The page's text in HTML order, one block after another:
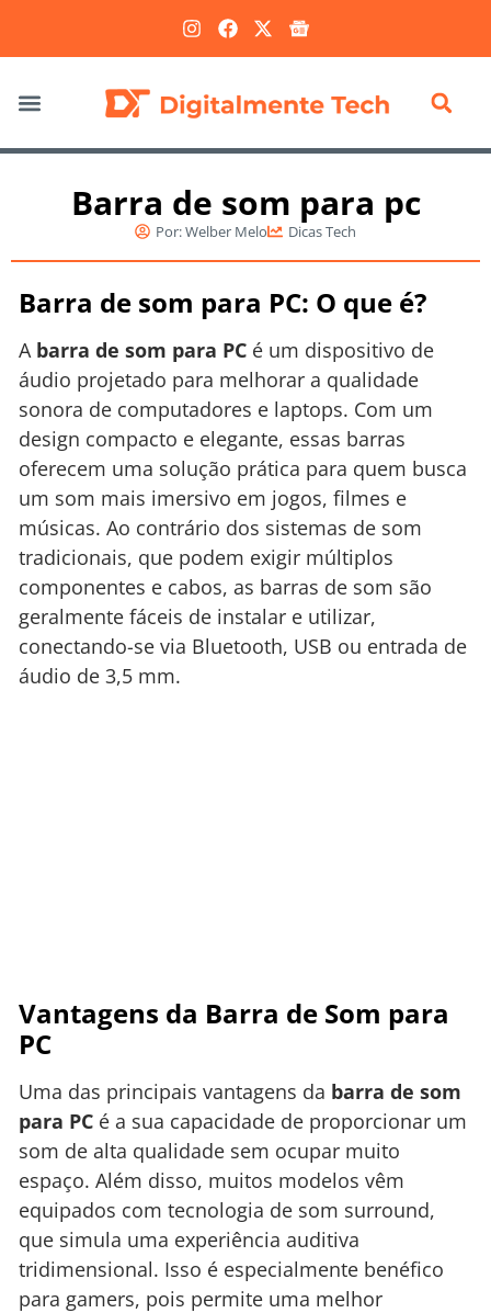
Barra de som para pc
Por:Welber Melo Dicas Tech
Barra de som para PC: O que é?
A barra de som para PC é um dispositivo de
áudio projetado para melhorar a qualidade
sonora de computadores e laptops. Com um
design compacto e elegante, essas barras
oferecem uma solução prática para quem busca
um som mais imersivo em jogos, filmes e
músicas. Ao contrário dos sistemas de som
tradicionais, que podem exigir múltiplos
componentes e cabos, as barras de som são
geralmente fáceis de instalar e utilizar,
conectando-se via Bluetooth, USB ou entrada de
áudio de 3,5 mm.
Vantagens da Barra de Som para
PC
Uma das principais vantagens da barra de som
para PC é a sua capacidade de proporcionar um
som de alta qualidade sem ocupar muito
espaço. Além disso, muitos modelos vêm
equipados com tecnologia de som surround,
que simula uma experiência auditiva
tridimensional. Isso é especialmente benéfico
para gamers, pois permite uma melhor